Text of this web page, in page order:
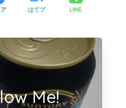
はてブ LINE
Me!